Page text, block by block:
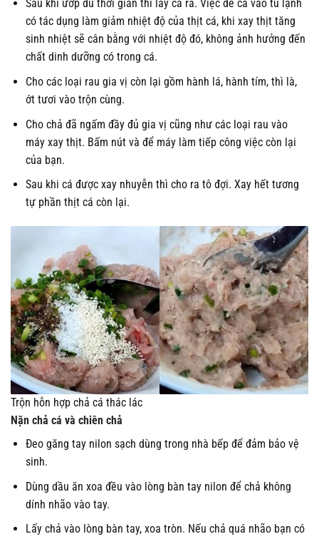
Sau khi ướp đủ thời gian thì lấy cá ra. Việc để cá vào tủ lạnh
có tác dụng làm giảm nhiệt độ của thịt cá, khi xay thịt tăng
sinh nhiệt sẽ cân bằng với nhiệt độ đó, không ảnh hưởng đến
chất dinh dưỡng có trong cá.
Cho các loại rau gia vị còn lại gồm hành lá, hành tím, thì là,
ớt tươi vào trộn cùng.
Cho chả đã ngấm đầy đủ gia vị cũng như các loại rau vào
máy xay thịt. Bấm nút và để máy làm tiếp công việc còn lại
của bạn.
Sau khi cá được xay nhuyễn thì cho ra tô đợi. Xay hết tương
tự phần thịt cá còn lại.
Trộn hỗn hợp chả cá thác lác
Nặn chả cá và chiên chả
Đeo găng tay nilon sạch dùng trong nhà bếp để đảm bảo vệ
sinh.
Dùng dầu ăn xoa đều vào lòng bàn tay nilon để chả không
dính nhão vào tay.
Lấy chả vào lòng bàn tay, xoa tròn. Nếu chả quá nhão bạn có